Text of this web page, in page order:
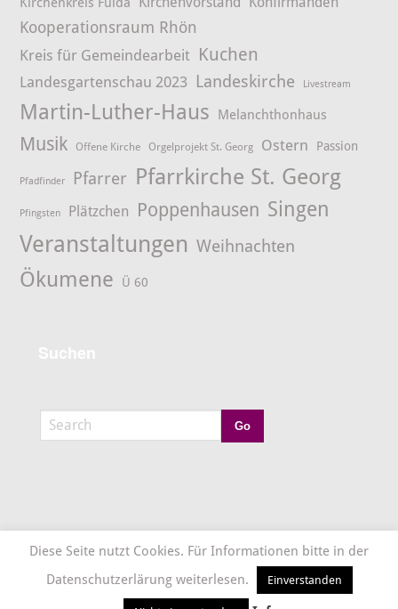
Kooperationsraum Rhön
Kreis für Gemeindearbeit Kuchen
Landesgartenschau 2023 Landeskirche Livestream
Martin-Luther-Haus Melanchthonhaus
Musik Offene Kirche Orgelprojekt St. Georg Ostern Passion
Pfadfinder Pfarrer Pfarrkirche St. Georg
Pfingsten Plätzchen Poppenhausen Singen
Veranstaltungen Weihnachten
Ökumene Ü 60
Ev.-luth. Kirchengemeinde Hettenhausen – Dalherda
Diese Seite nutzt Cookies. Für Informationen bitte in der
Datenschutzerlärung weiterlesen.
Einverstanden